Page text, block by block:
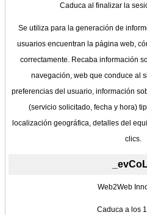
Caduca al finalizar la
Se utiliza para la generación de
usuarios encuentran la página web,
correctamente. Recaba información
navegación, web que conduce al
preferencias del usuario, información
(servicio solicitado, fecha y hora)
localización geográfica, detalles del
clics.
Web2Web
Caduca a los